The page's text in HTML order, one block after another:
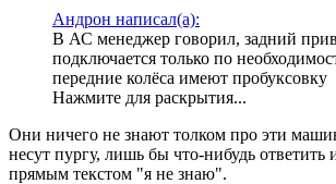
Андрон написал(а):
В АС менеджер говорил, задний
подключается только по
передние колёса имеют пробуксовку
Нажмите для раскрытия...
Они ничего не знают толком про эти
несут пургу, лишь бы что-нибудь ответить
прямым текстом "я не знаю".